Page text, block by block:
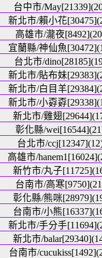
台中市/
新北市/賴小花
高雄市/瀧夜
宜蘭縣/神仙魚
台北市/
新北市/貼布妹
新北市/白目羊
新北市/小孬孬
新北市/雞翅
彰化縣/
台北市/
高雄市/
新竹市/丸子
台南市/高寒
彰化縣/熊咪
台南市/小熊
新北市/手分手
新北市/
台南市/